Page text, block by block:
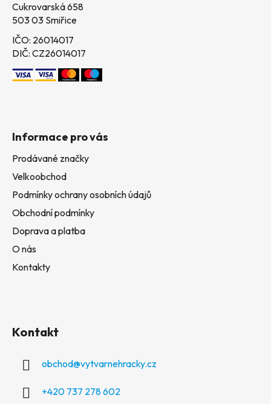
Cukrovarská 658
503 03 Smiřice
IČO: 26014017
DIČ: CZ26014017
Informace pro vás
Prodávané značky
Velkoobchod
Podmínky ochrany osobních údajů
Obchodní podmínky
Doprava a platba
O nás
Kontakty
Kontakt
obchod@vytvarnehracky.cz
+420 737 278 602